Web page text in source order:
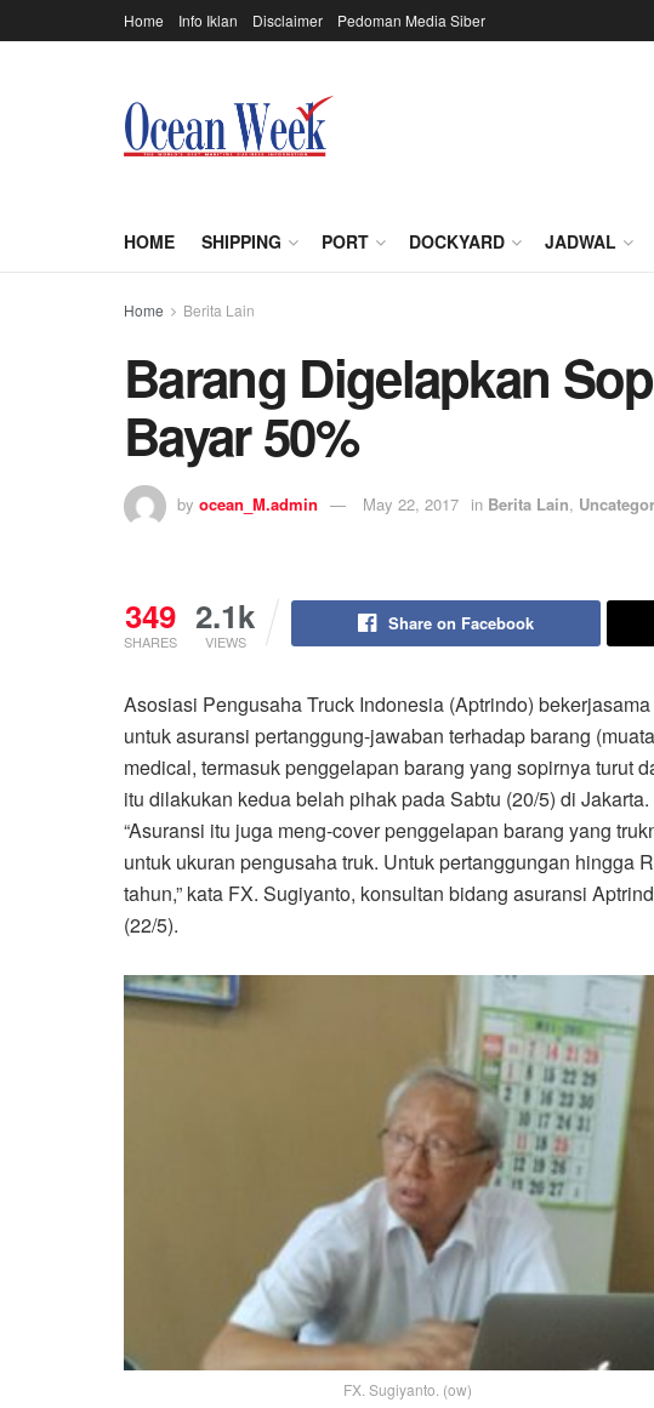
Home Info Iklan Disclaimer Pedoman Media Siber
HOME SHIPPING PORT DOCKYARD JADWAL
Home Berita Lain
Barang Digelapkan
Bayar 50%
by ocean_M.admin May 22, 2017 in Berita Lain,
349
SHARES
2.1k
VIEWS
Share on Facebook
Asosiasi Pengusaha Truck Indonesia (Aptrindo)
untuk asuransi pertanggung-jawaban terhadap barang
medical, termasuk penggelapan barang yang sopirnya turut
itu dilakukan kedua belah pihak pada Sabtu (20/5) di Jakarta.
“Asuransi itu juga meng-cover penggelapan barang yang
untuk ukuran pengusaha truk. Untuk pertanggungan hingga
tahun,” kata FX. Sugiyanto, konsultan bidang asuransi
(22/5).
FX. Sugiyanto. (ow)